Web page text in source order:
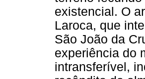
existencial. O
Laroca, que
São João da
experiência do
intransferível,